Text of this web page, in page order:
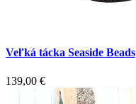
Veľká tácka Seaside Beads
139,00 €